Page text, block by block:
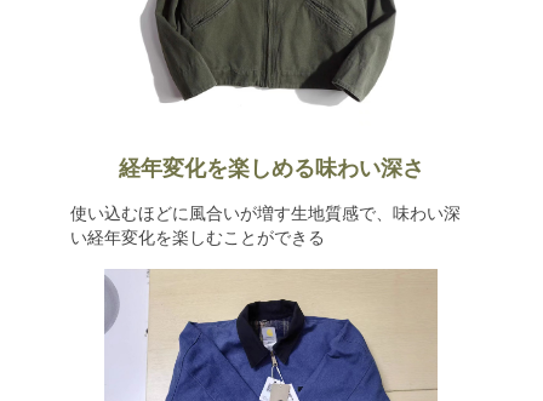
経年変化を楽しめる味わい深さ
使い込むほどに風合いが増す生地質感で、味わい深
い経年変化を楽しむことができる